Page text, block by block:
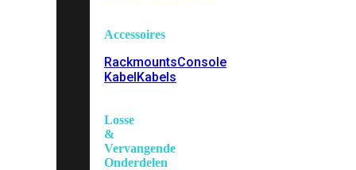
Accessoires
RackmountsConsole
KabelKabels
Losse
&
Vervangende
Onderdelen